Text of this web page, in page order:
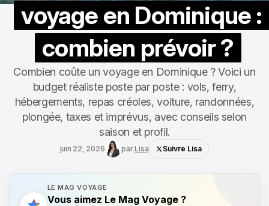
voyage en Dominique :
combien prévoir ?
Combien coûte un voyage en Dominique ? Voici un
budget réaliste poste par poste : vols, ferry,
hébergements, repas créoles, voiture, randonnées,
plongée, taxes et imprévus, avec conseils selon
saison et profil.
juin 22, 2026 parLisa Suivre Lisa
LE MAG VOYAGE
Vous aimez Le Mag Voyage ?